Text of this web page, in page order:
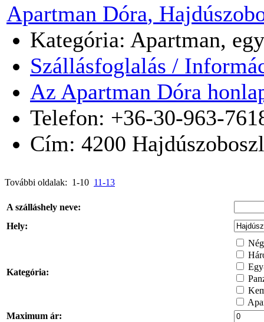
Apartman Dóra,
Kategória: Apartman,
Szállásfoglalás /
Az Apartman Dóra
Telefon: +36-30-963-
Cím: 4200
További oldalak: 1-10 11-13
A szálláshely neve:
Hely:
Kategória:
Maximum ár: